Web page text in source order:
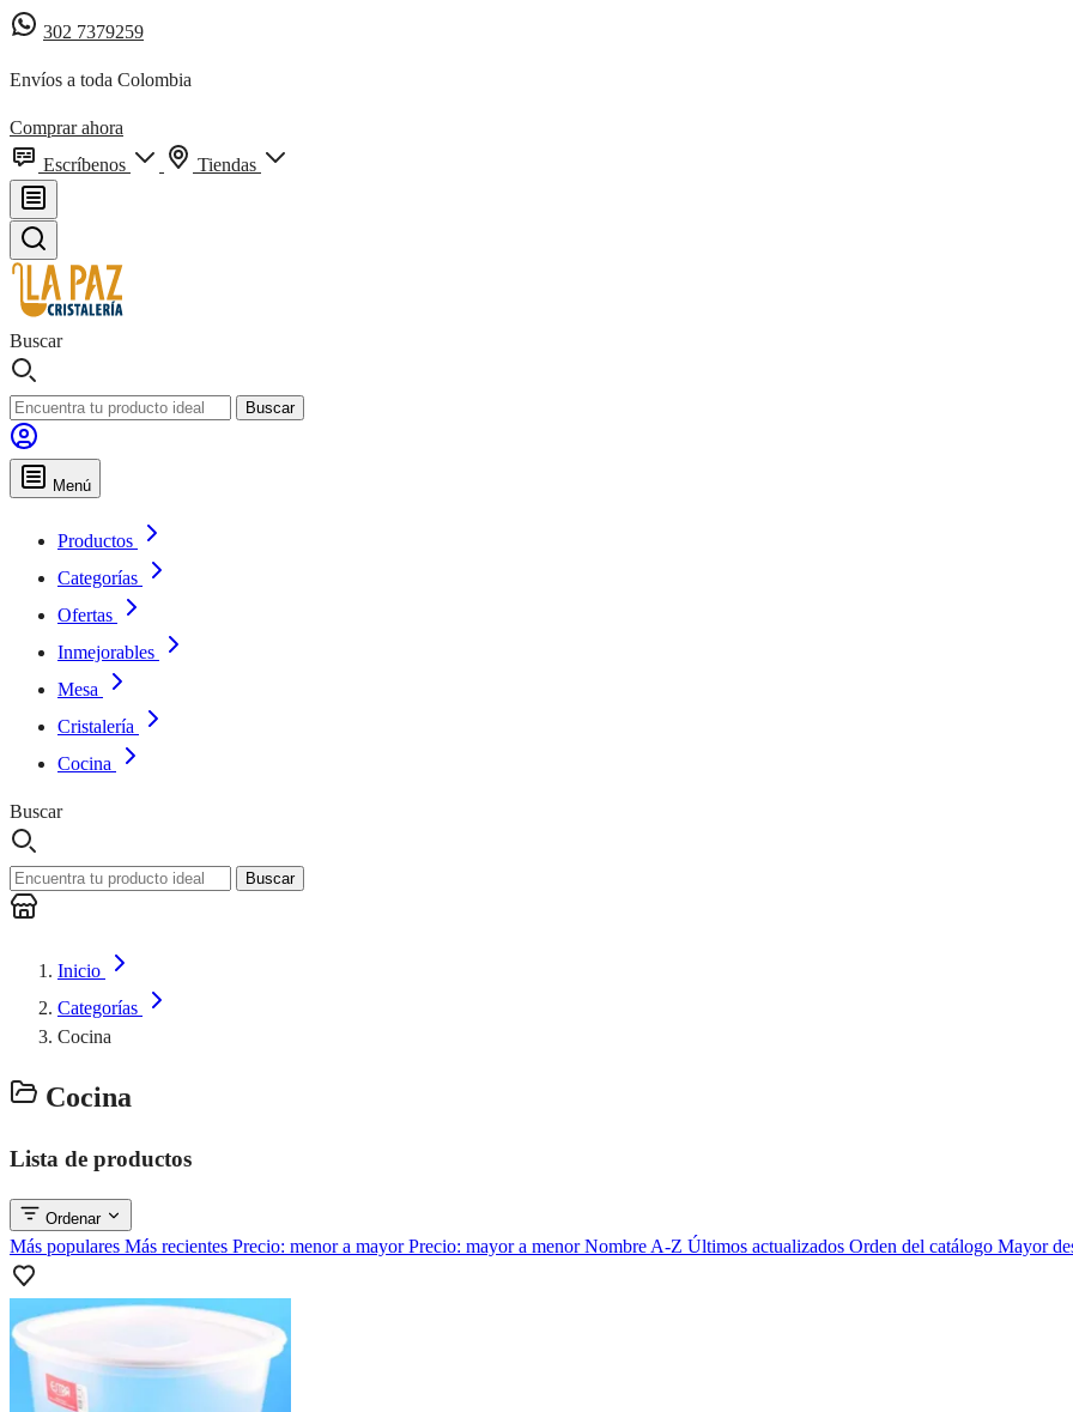
302 7379259
Envíos a toda Colombia
Comprar ahora
Escríbenos
Tiendas
Buscar
Buscar
Menú
Productos
Categorías
Ofertas
Inmejorables
Mesa
Cristalería
Cocina
Buscar
Buscar
Inicio
Categorías
Cocina
Cocina
Lista de productos
Ordenar
Más populares Más recientes Precio: menor a mayorPrecio: mayor a menorNombre A-Z Últimos actualizados Orden del catálogo Mayor